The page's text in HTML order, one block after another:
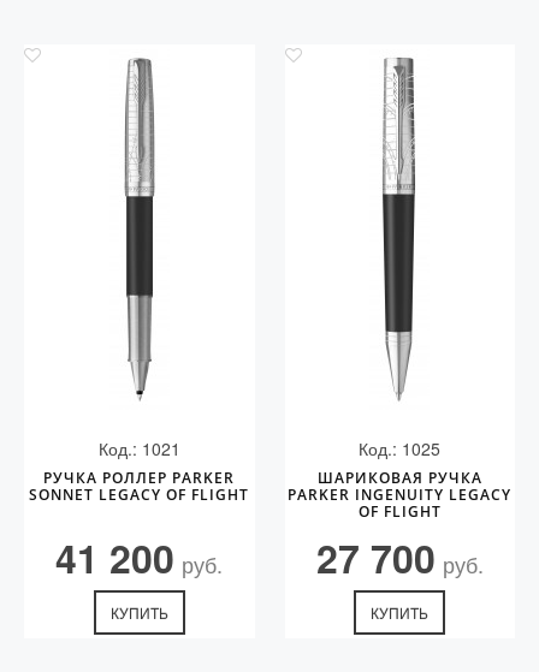
Код.: 1021
РУЧКА РОЛЛЕР PARKER
SONNET LEGACY OF FLIGHT
41 200 руб.
КУПИТЬ
Код.: 1025
ШАРИКОВАЯ РУЧКА
PARKER INGENUITY LEGACY
OF FLIGHT
27 700 руб.
КУПИТЬ